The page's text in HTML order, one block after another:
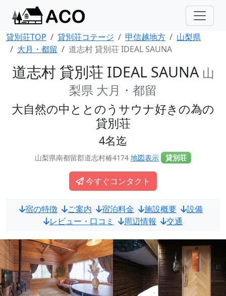
貸別荘TOP 貸別荘コテージ 甲信越地方
山梨県
大月・都留
道志村 貸別荘 IDEAL SAUNA
道志村 貸別荘 IDEAL SAUNA 山
梨県 大月・都留
大自然の中ととのうサウナ好きの為の
貸別荘
4名迄
山梨県南都留郡道志村椿4174地図表示 貸別荘
今すぐコンタクト
宿の特徴 ご案内 宿泊料金 施設概要
設備
レビュー・口コミ
周辺情報 交通